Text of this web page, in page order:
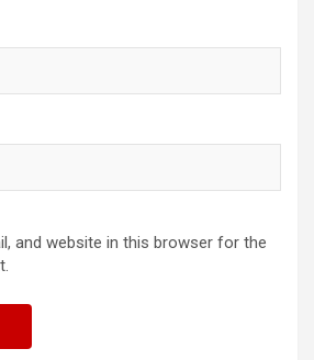
and website in this browser for the